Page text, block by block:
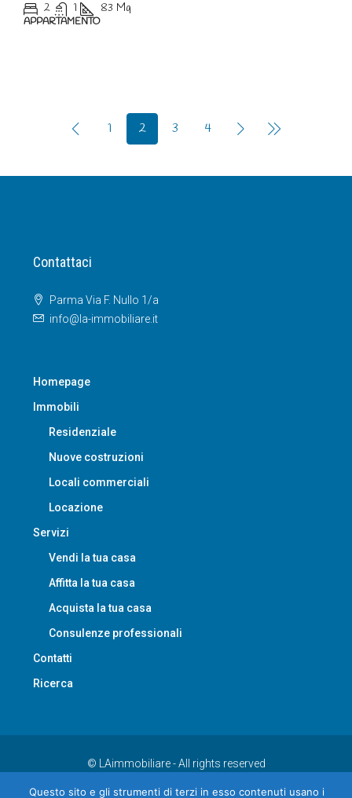
2 1 83 Mq
APPARTAMENTO
1 2 3 4
Contattaci
Parma Via F. Nullo 1/a
info@la-immobiliare.it
Homepage
Immobili
Residenziale
Nuove costruzioni
Locali commerciali
Locazione
Servizi
Vendi la tua casa
Affitta la tua casa
Acquista la tua casa
Consulenze professionali
Contatti
Ricerca
© LAimmobiliare - All rights reserved
Questo sito e gli strumenti di terzi in esso contenuti usano i